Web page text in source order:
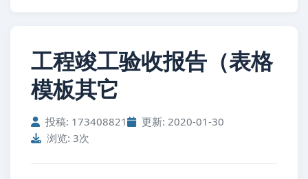
工程竣工验收报告（表格
模板其它
投稿: 173408821
更新: 2020-01-30
浏览: 3次